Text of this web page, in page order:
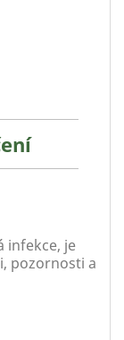
infekce, je
pozornosti a